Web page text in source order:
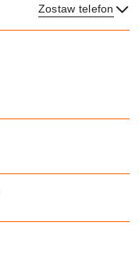
Zostaw telefon